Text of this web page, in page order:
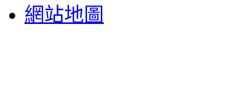
網站地圖